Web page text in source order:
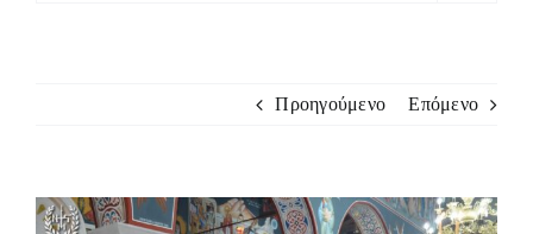
Προηγούμενο Επόμενο
Προβολή